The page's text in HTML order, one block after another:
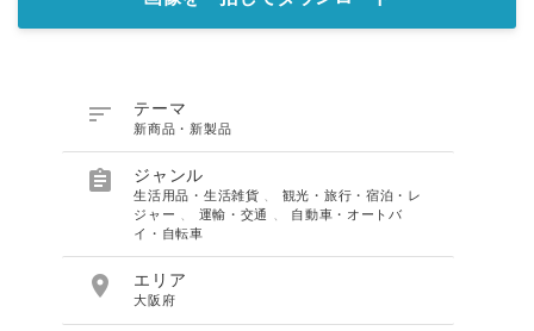
 テーマ
新商品・新製品
 ジャンル
生活用品・生活雑貨
観光・旅行・宿泊・レ
ジャー
運輸・交通
自動車・オートバ
イ・自転車
 エリア
大阪府